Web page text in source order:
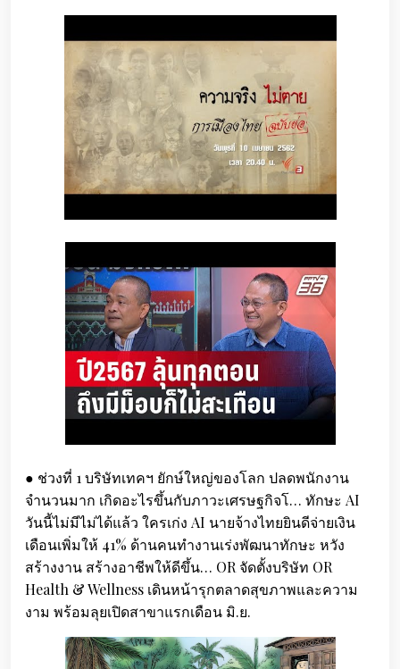
● ช่วงที่ 1 บริษัทเทคฯ ยักษ์ใหญ่ของโลก ปลดพนักงาน
จำนวนมาก เกิดอะไรขึ้นกับภาวะเศรษฐกิจโ… ทักษะ AI
วันนี้ไม่มีไม่ได้แล้ว ใครเก่ง AI นายจ้างไทยยินดีจ่ายเงิน
เดือนเพิ่มให้ 41% ด้านคนทำงานเร่งพัฒนาทักษะ หวัง
สร้างงาน สร้างอาชีพให้ดีขึ้น… OR จัดตั้งบริษัท OR
Health & Wellness เดินหน้ารุกตลาดสุขภาพและความ
งาม พร้อมลุยเปิดสาขาแรกเดือน มิ.ย.